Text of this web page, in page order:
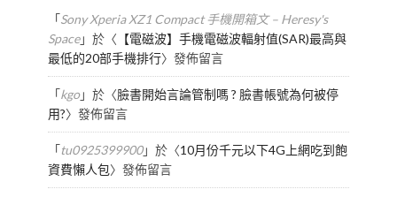
「Sony Xperia XZ1 Compact 手機開箱文 – Heresy's
Space」於〈 【電磁波】手機電磁波輻射值(SAR)最高與
最低的20部手機排行〉發佈留言
「kgo」於〈臉書開始言論管制嗎 ? 臉書帳號為何被停
用?〉發佈留言
「tu0925399900」於〈10月份千元以下4G上網吃到飽
資費懶人包〉發佈留言